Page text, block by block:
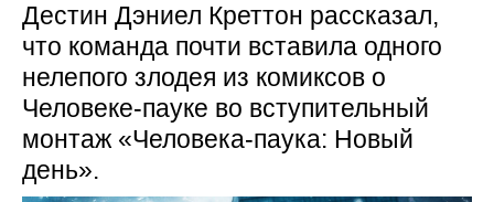
Дестин Дэниел Креттон рассказал,
что команда почти вставила одного
нелепого злодея из комиксов о
Человеке-пауке во вступительный
монтаж «Человека-паука: Новый
день».